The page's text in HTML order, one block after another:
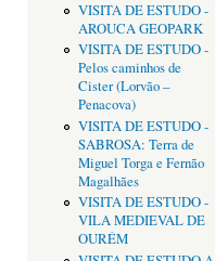
VISITA DE ESTUDO -
AROUCA GEOPARK
VISITA DE ESTUDO -
Pelos caminhos de
Cister (Lorvão –
Penacova)
VISITA DE ESTUDO -
SABROSA: Terra de
Miguel Torga e Fernão
Magalhães
VISITA DE ESTUDO -
VILA MEDIEVAL DE
OURÉM